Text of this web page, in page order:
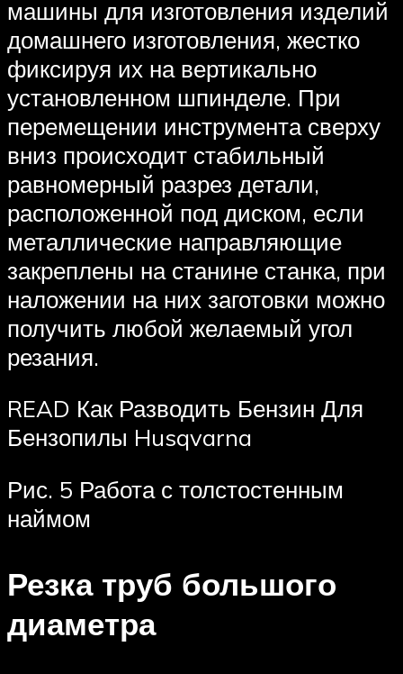
машины для изготовления изделий
домашнего изготовления, жестко
фиксируя их на вертикально
установленном шпинделе. При
перемещении инструмента сверху
вниз происходит стабильный
равномерный разрез детали,
расположенной под диском, если
металлические направляющие
закреплены на станине станка, при
наложении на них заготовки можно
получить любой желаемый угол
резания.
READ Как Разводить Бензин Для
Бензопилы Husqvarna
Рис. 5 Работа с толстостенным
наймом
Резка труб большого
диаметра